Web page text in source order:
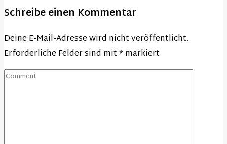
Schreibe einen Kommentar
Deine E-Mail-Adresse wird nicht veröffentlicht.
Erforderliche Felder sind mit*markiert